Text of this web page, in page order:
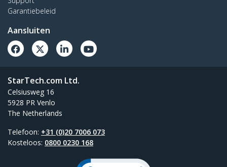
Garantiebeleid
Aansluiten
StarTech.com Ltd.
Celsiusweg 16
5928 PR Venlo
The Netherlands
Telefoon: +31 (0)20 7006 073
Kosteloos: 0800 0230 168